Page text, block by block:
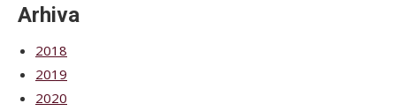
Arhiva
2018
2019
2020